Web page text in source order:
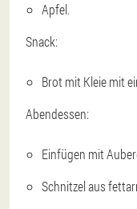
Apfel.
Snack:
Brot mit Kleie mit
Abendessen:
Einfügen mit
Schnitzel aus